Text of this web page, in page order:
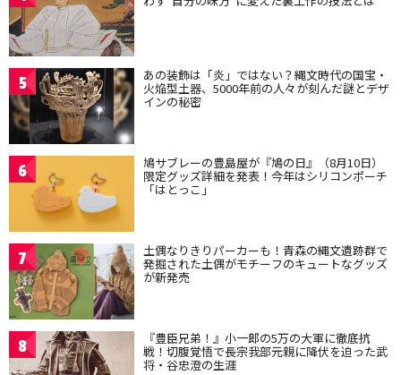
5 あの装飾は「炎」ではない？縄文時代の国宝・
火焔型土器、5000年前の人々が刻んだ謎とデザ
インの秘密
6 鳩サブレーの豊島屋が『鳩の日』（8月10日）
限定グッズ詳細を発表！今年はシリコンポーチ
「はとっこ」
7 土偶なりきりパーカーも！青森の縄文遺跡群で
発掘された土偶がモチーフのキュートなグッズ
が新発売
8 『豊臣兄弟！』小一郎の5万の大軍に徹底抗
戦！切腹覚悟で長宗我部元親に降伏を迫った武
将・谷忠澄の生涯